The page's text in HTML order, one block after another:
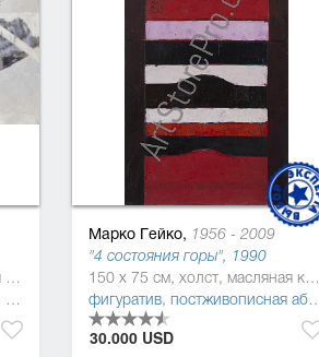
200 x 300 см, холст, масляная краска
постмодернизм,абстракционизм
Марко Гейко, 1956 - 2009
"4 состояния горы", 1990
150 x 75 см, холст, масляная краска
фигуратив, постживописная абстракция
30.000 USD